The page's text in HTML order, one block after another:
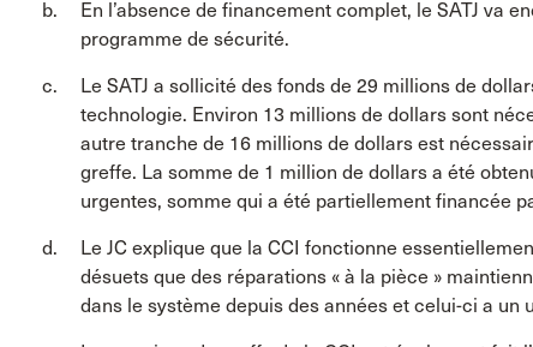
En l’absence de financement complet, le SATJ va
programme de sécurité.
Le SATJ a sollicité des fonds de 29 millions de
technologie. Environ 13 millions de dollars sont
autre tranche de 16 millions de dollars est
greffe. La somme de 1 million de dollars a été
urgentes, somme qui a été partiellement financée
Le JC explique que la CCI fonctionne
désuets que des réparations « à la pièce »
dans le système depuis des années et celui-ci a un